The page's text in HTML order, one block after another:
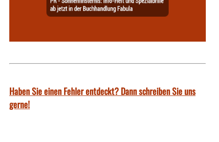
Haben Sie einen Fehler entdeckt? Dann schreiben Sie uns
gerne!